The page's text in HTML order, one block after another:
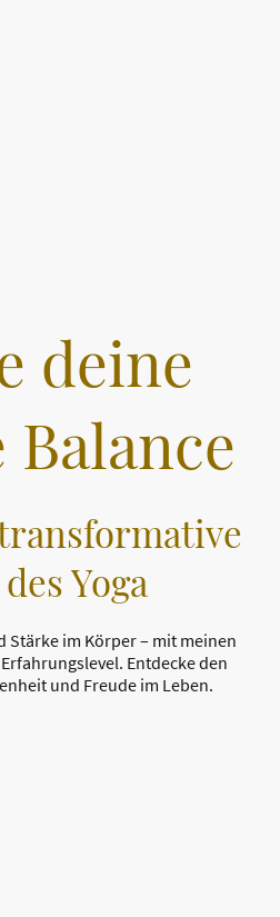
deine
Yoga
Stärke im Körper – mit meinen
Entdecke den
und Freude im Leben.